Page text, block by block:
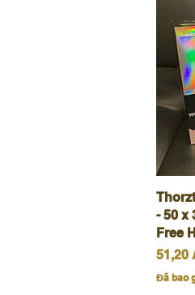
- 50 x
Free
Giá
51,20
Đã bao